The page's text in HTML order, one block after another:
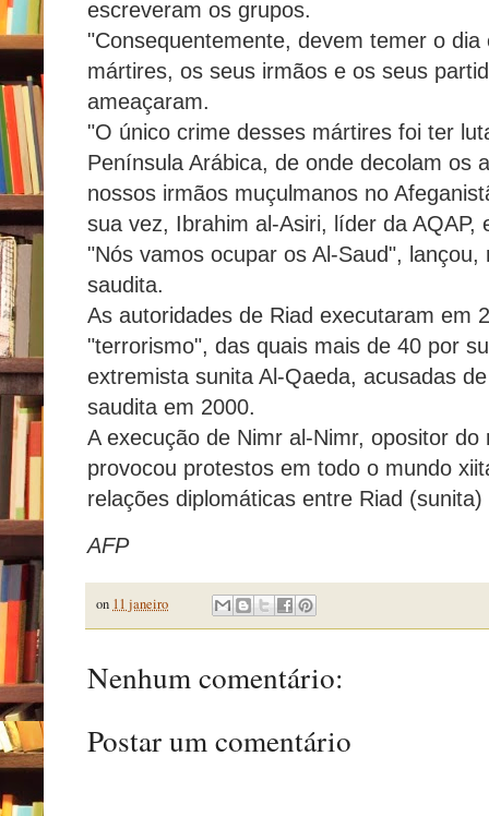
escreveram os grupos.
"Consequentemente, devem temer o
mártires, os seus irmãos e os seus
ameaçaram.
"O único crime desses mártires foi ter
Península Arábica, de onde decolam os
nossos irmãos muçulmanos no
sua vez, Ibrahim al-Asiri, líder da AQAP,
"Nós vamos ocupar os Al-Saud",
saudita.
As autoridades de Riad executaram em
"terrorismo", das quais mais de 40 por
extremista sunita Al-Qaeda, acusadas
saudita em 2000.
A execução de Nimr al-Nimr, opositor
provocou protestos em todo o mundo
relações diplomáticas entre Riad
AFP
on 11 janeiro
Nenhum comentário:
Postar um comentário